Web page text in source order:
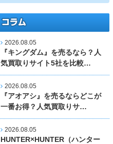
2026.08.05
『キングダム』を売るなら？人
気買取りサイト5社を比較…
2026.08.05
『アオアシ』を売るならどこが
一番お得？人気買取りサ…
2026.08.05
HUNTER×HUNTER（ハンター